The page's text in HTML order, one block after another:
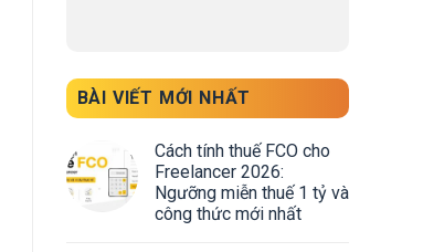
BÀI VIẾT MỚI NHẤT
Cách tính thuế FCO cho
Freelancer 2026:
Ngưỡng miễn thuế 1 tỷ và
công thức mới nhất